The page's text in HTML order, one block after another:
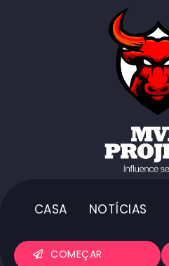
CASA NOTÍCIAS
COMEÇAR